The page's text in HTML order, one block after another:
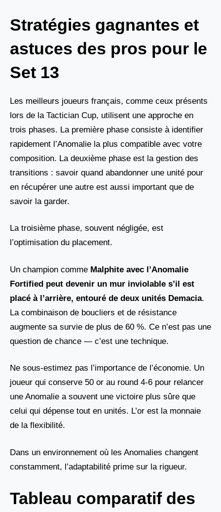
Stratégies gagnantes et
astuces des pros pour le
Set 13
Les meilleurs joueurs français, comme ceux présents
lors de la Tactician Cup, utilisent une approche en
trois phases. La première phase consiste à identifier
rapidement l’Anomalie la plus compatible avec votre
composition. La deuxième phase est la gestion des
transitions : savoir quand abandonner une unité pour
en récupérer une autre est aussi important que de
savoir la garder.
La troisième phase, souvent négligée, est
l’optimisation du placement.
Un champion comme Malphite avec l’Anomalie
Fortified peut devenir un mur inviolable s’il est
placé à l’arrière, entouré de deux unités Demacia.
La combinaison de boucliers et de résistance
augmente sa survie de plus de 60 %. Ce n’est pas une
question de chance — c’est une technique.
Ne sous-estimez pas l’importance de l’économie. Un
joueur qui conserve 50 or au round 4-6 pour relancer
une Anomalie a souvent une victoire plus sûre que
celui qui dépense tout en unités. L’or est la monnaie
de la flexibilité.
Dans un environnement où les Anomalies changent
constamment, l’adaptabilité prime sur la rigueur.
Tableau comparatif des